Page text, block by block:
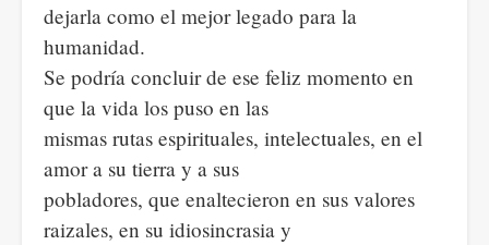
dejarla como el mejor legado para la
humanidad.
Se podría concluir de ese feliz momento en
que la vida los puso en las
mismas rutas espirituales, intelectuales, en el
amor a su tierra y a sus
pobladores, que enaltecieron en sus valores
raizales, en su idiosincrasia y